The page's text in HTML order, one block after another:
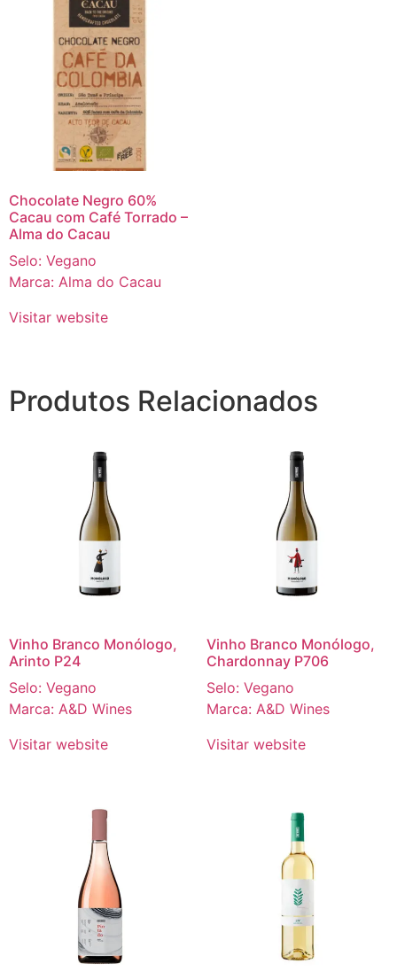
Chocolate Negro 60%
Cacau com Café Torrado –
Alma do Cacau
Selo: Vegano
Marca: Alma do Cacau
Visitar website
Produtos Relacionados
Vinho Branco Monólogo,
Arinto P24
Selo: Vegano
Marca: A&D Wines
Visitar website
Vinho Branco Monólogo,
Chardonnay P706
Selo: Vegano
Marca: A&D Wines
Visitar website